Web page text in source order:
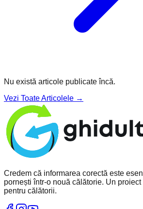
Nu există articole publicate încă.
Vezi Toate Articolele →
Credem că informarea corectă este
pornești într-o nouă călătorie. Un
pentru călătorii.